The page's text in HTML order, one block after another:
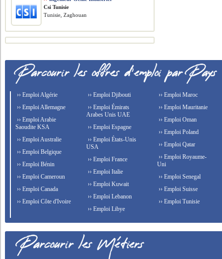
Csi Tunisie
Tunisie, Zaghouan
›› Emploi Algérie
›› Emploi Allemagne
›› Emploi Arabie
Saoudite KSA
›› Emploi Australie
›› Emploi Belgique
›› Emploi Bénin
›› Emploi Cameroun
›› Emploi Canada
›› Emploi Côte d'Ivoire
›› Emploi Djibouti
›› Emploi Émirats
Arabes Unis UAE
›› Emploi Espagne
›› Emploi États-Unis
USA
›› Emploi France
›› Emploi Italie
›› Emploi Kuwait
›› Emploi Lebanon
›› Emploi Libye
›› Emploi Maroc
›› Emploi Mauritanie
›› Emploi Oman
›› Emploi Poland
›› Emploi Qatar
›› Emploi Royaume-
Uni
›› Emploi Senegal
›› Emploi Suisse
›› Emploi Tunisie